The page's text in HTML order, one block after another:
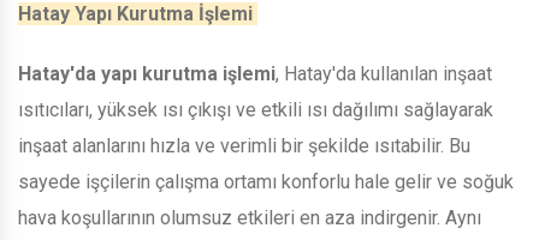
Hatay Yapı Kurutma İşlemi
Hatay'da yapı kurutma işlemi, Hatay'da kullanılan inşaat
ısıtıcıları, yüksek ısı çıkışı ve etkili ısı dağılımı sağlayarak
inşaat alanlarını hızla ve verimli bir şekilde ısıtabilir. Bu
sayede işçilerin çalışma ortamı konforlu hale gelir ve soğuk
hava koşullarının olumsuz etkileri en aza indirgenir. Aynı